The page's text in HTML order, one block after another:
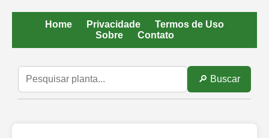
Home Privacidade
Termos de Uso
Sobre
Contato
🔎 Buscar